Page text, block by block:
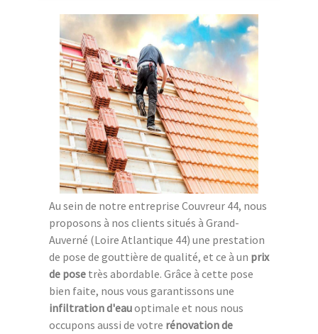
Au sein de notre entreprise Couvreur 44, nous
proposons à nos clients situés à Grand-
Auverné (Loire Atlantique 44) une prestation
de pose de gouttière de qualité, et ce à un prix
de pose très abordable. Grâce à cette pose
bien faite, nous vous garantissons une
infiltration d'eauoptimale et nous nous
occupons aussi de votre rénovation de